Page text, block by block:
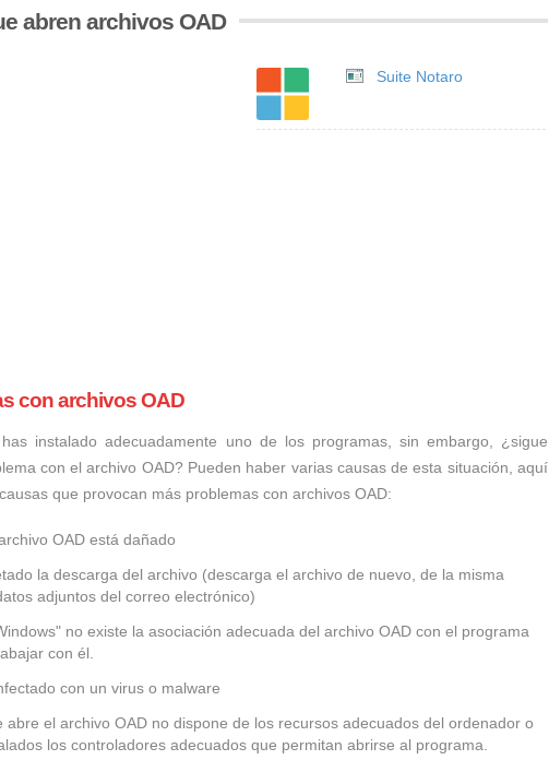
abren archivos OAD
Suite Notaro
con archivos OAD
instalado adecuadamente uno de los programas, sin embargo, ¿sigue
con el archivo OAD? Pueden haber varias causas de esta situación, aquí
que provocan más problemas con archivos OAD:
OAD está dañado
la descarga del archivo (descarga el archivo de nuevo, de la misma
adjuntos del correo electrónico)
no existe la asociación adecuada del archivo OAD con el programa
con él.
con un virus o malware
abre el archivo OAD no dispone de los recursos adecuados del ordenador o
los controladores adecuados que permitan abrirse al programa.